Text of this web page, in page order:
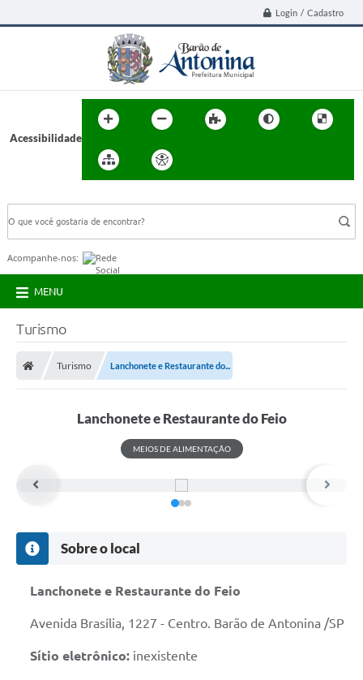
Login / Cadastro
Acessibilidade
Acompanhe-nos:
MENU
Turismo
Turismo Lanchonete e Restaurante do...
Lanchonete e Restaurante do Feio
MEIOS DE ALIMENTAÇÃO
Sobre o local
Lanchonete e Restaurante do Feio
Avenida Brasília, 1227 - Centro. Barão de Antonina /SP
Sítio eletrônico: inexistente